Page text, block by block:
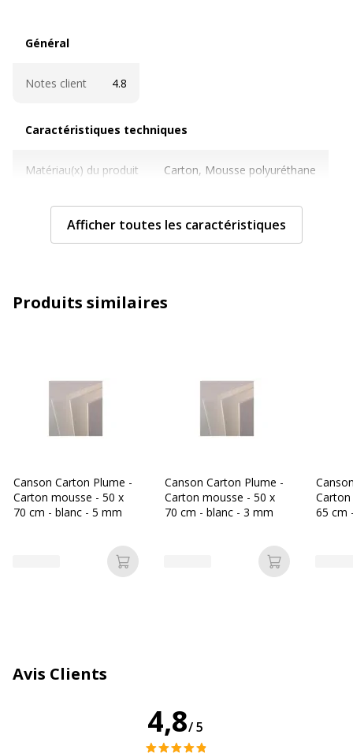
Général
Notes client 4.8
Caractéristiques techniques
Matériau(x) du produit Carton, Mousse polyuréthane
Nombre de pièces 1.0000
Caractéristiques générales
Caractéristiques générales
Quantité incluse
Données d'identification
Marque
Référence produit fabricant
Afficher toutes les caractéristiques
Produits similaires
Canson Carton Plume -
Carton mousse - 50 x
70 cm - blanc - 5 mm
Ajouter au panier
Canson Carton Plume -
Carton mousse - 50 x
70 cm - blanc - 3 mm
Ajouter au
65 cm
Avis Clients
4,8/5